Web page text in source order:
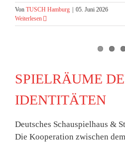
Von TUSCH Hamburg
05. Juni 2026
Weiterlesen
SPIELRÄUME
IDENTITÄTEN
Deutsches Schauspielhaus &
Die Kooperation zwischen